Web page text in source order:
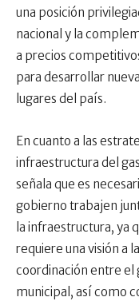
una posición
nacional y la
a precios
para desarrollar
lugares del país.
En cuanto a las
infraestructura del
señala que es
gobierno trabajen
la infraestructura, ya
requiere una visión a
coordinación entre
municipal, así como